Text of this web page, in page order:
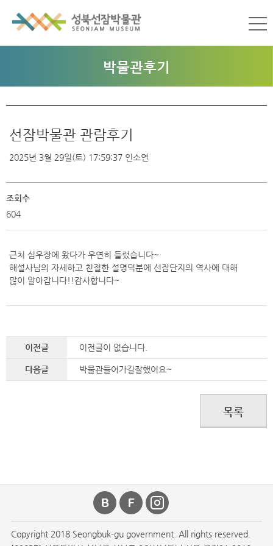
박물관후기
선잠박물관 관람후기
2025년 3월 29일(토) 17:59:37 인소연
조회수
604
근처 심우장에 왔다가 우연히 들렀습니다~
해설사님의 자세하고 친절한 설명덕분에 선잠단지의 역사에 대해
많이 알아갑니다!!감사합니다~
이전글 이전글이 없습니다.
다음글 박물관들어가길잘했어요~
목록
Copyright 2018 Seongbuk-gu government. All rights reserved.